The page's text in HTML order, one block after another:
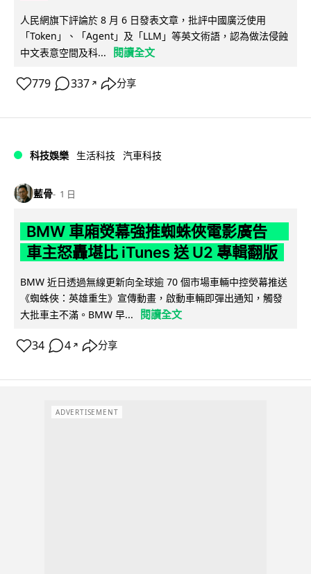
人民網旗下評論於 8 月 6 日發表文章，批評中國廣泛使用
「Token」、「Agent」及「LLM」等英文術語，認為做法侵蝕
中文表意空間及科...
閱讀全文
779 337 ↗ 分享
科技娛樂 生活科技 汽車科技
藍骨 1 日
BMW 車廂熒幕強推蜘蛛俠電影廣告
車主怒轟堪比 iTunes 送 U2 專輯翻版
BMW 近日透過無線更新向全球逾 70 個市場車輛中控熒幕推送
《蜘蛛俠：英雄重生》宣傳動畫，啟動車輛即彈出通知，觸發
大批車主不滿。BMW 早...
閱讀全文
34 4 ↗ 分享
ADVERTISEMENT